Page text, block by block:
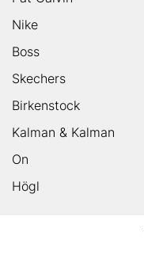
Nike
Boss
Skechers
Birkenstock
Kalman & Kalman
On
Högl